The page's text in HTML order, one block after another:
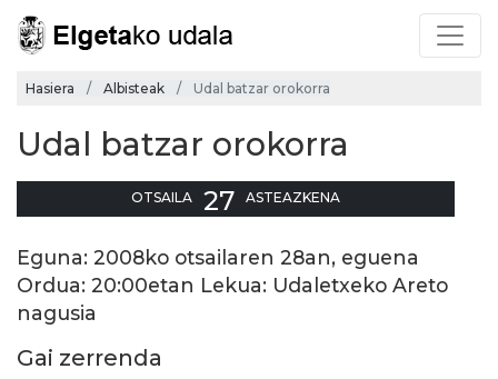
Hasiera Albisteak Udal batzar orokorra
Udal batzar orokorra
OTSAILA 27 ASTEAZKENA
Eguna: 2008ko otsailaren 28an, eguena
Ordua: 20:00etan Lekua: Udaletxeko Areto
nagusia
Gai zerrenda